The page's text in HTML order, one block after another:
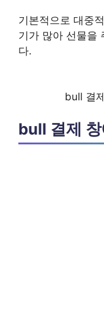
기본적으로 대중
기가 많아 선물을
다.
bull 결
bull 결제